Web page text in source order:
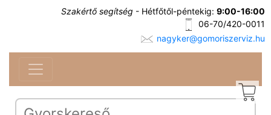
Szakértő segítség - Hétfőtől-péntekig: 9:00-16:00
06-70/420-0011
nagyker@gomoriszerviz.hu